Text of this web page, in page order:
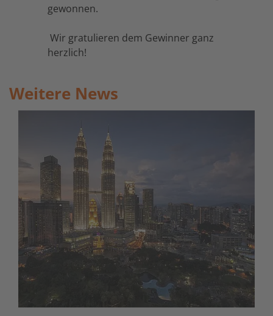
gewonnen.
Wir gratulieren dem Gewinner ganz
herzlich!
Weitere News